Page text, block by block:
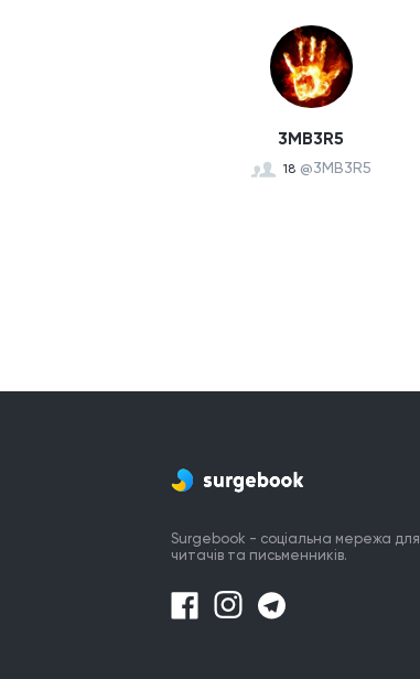
3MB3R5
18 @3MB3R5
Surgebook - соціальна мережа для
читачів та письменників.